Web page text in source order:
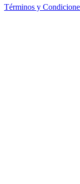
Términos y